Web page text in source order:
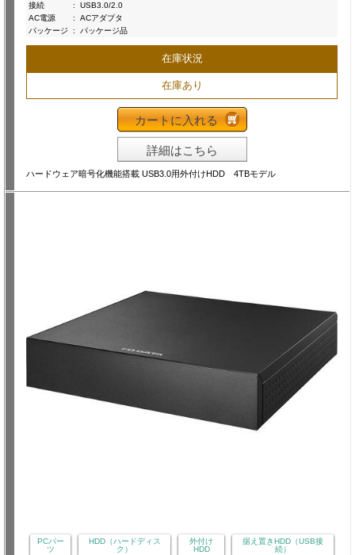
接続
:
USB3.0/2.0
AC電源
:
ACアダプタ
パッケージ
: パッケージ品
在庫状況
在庫あり
カートに入れる
詳細はこちら
ハードウェア暗号化機能搭載 USB3.0用外付けHDD 4TBモデル
PCパー
ツ
HDD（ハードディス
ク）
外付け
HDD
据え置きHDD（USB接
続）